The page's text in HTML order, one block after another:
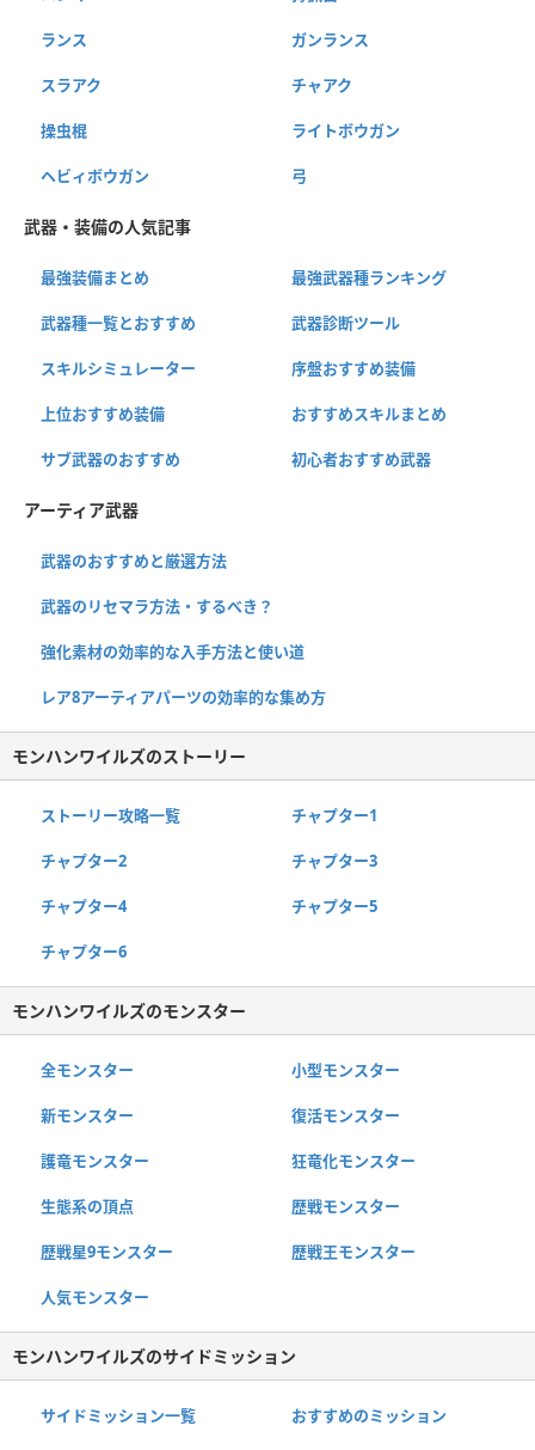
ランス ガンランス
スラアク チャアク
操虫棍 ライトボウガン
ヘビィボウガン 弓
武器・装備の人気記事
最強装備まとめ 最強武器種ランキング
武器種一覧とおすすめ 武器診断ツール
スキルシミュレーター 序盤おすすめ装備
上位おすすめ装備 おすすめスキルまとめ
サブ武器のおすすめ 初心者おすすめ武器
アーティア武器
武器のおすすめと厳選方法
武器のリセマラ方法・するべき？
強化素材の効率的な入手方法と使い道
レア8アーティアパーツの効率的な集め方
モンハンワイルズのストーリー
ストーリー攻略一覧 チャプター1
チャプター2 チャプター3
チャプター4 チャプター5
チャプター6
モンハンワイルズのモンスター
全モンスター 小型モンスター
新モンスター 復活モンスター
護竜モンスター 狂竜化モンスター
生態系の頂点 歴戦モンスター
歴戦星9モンスター 歴戦王モンスター
人気モンスター
モンハンワイルズのサイドミッション
サイドミッション一覧 おすすめのミッション